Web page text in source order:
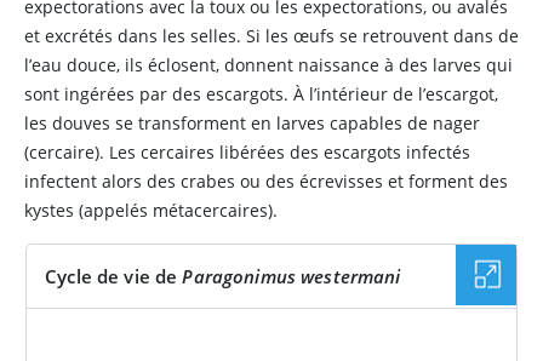
expectorations avec la toux ou les expectorations, ou avalés
et excrétés dans les selles. Si les œufs se retrouvent dans de
l’eau douce, ils éclosent, donnent naissance à des larves qui
sont ingérées par des escargots. À l’intérieur de l’escargot,
les douves se transforment en larves capables de nager
(cercaire). Les cercaires libérées des escargots infectés
infectent alors des crabes ou des écrevisses et forment des
kystes (appelés métacercaires).
Cycle de vie deParagonimus westermani